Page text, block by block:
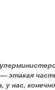
нас,